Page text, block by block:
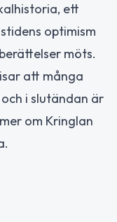
ett
optimism
möts.
att många
i slutändan är
om Kringlan